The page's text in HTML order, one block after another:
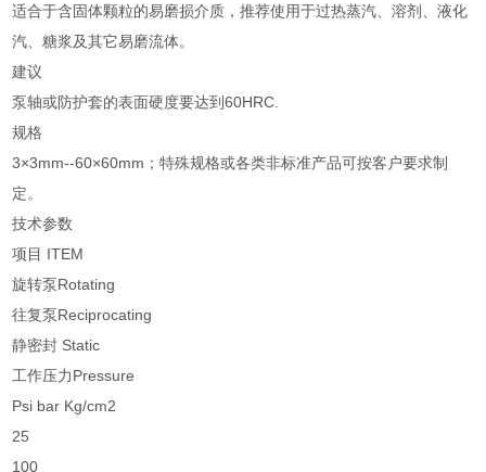
适合于含固体颗粒的易磨损介质，推荐使用于过热蒸汽、溶剂、液化
汽、糖浆及其它易磨流体。
建议
泵轴或防护套的表面硬度要达到60HRC.
规格
3×3mm--60×60mm；特殊规格或各类非标准产品可按客户要求制
定。
技术参数
项目 ITEM
旋转泵Rotating
往复泵Reciprocating
静密封 Static
工作压力Pressure
Psi bar Kg/cm2
25
100